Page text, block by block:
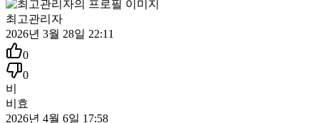
최고관리자
2026년 3월 28일 22:11
0
0
비
비효
2026년 4월 6일 17:58